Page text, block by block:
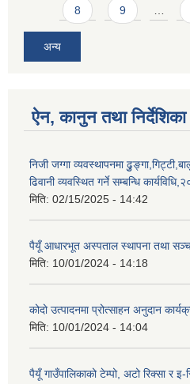
8 9
अन्य
ऐन, कानुन तथा निर्देशिका
निजी जग्गा व्यवस्थापनमा
ढिवानी व्यवस्थित गर्ने सम्बन्धि
मिति: 02/15/2025 - 14:42
पैयूँ आधारभूत अस्पताल स्थापना तथा
मिति: 10/01/2024 - 14:18
कोदो उत्पादनमा प्रोत्साहन अनुदान
मिति: 10/01/2024 - 14:04
पैयूँ गाउँपालिकाको टेम्पो, अटो रिक्सा र